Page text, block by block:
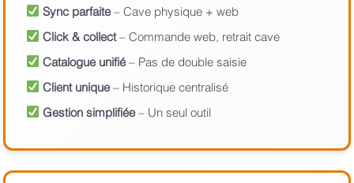
Sync parfaite– Cave physique + web
Click & collect– Commande web, retrait cave
Catalogue unifié– Pas de double saisie
Client unique– Historique centralisé
Gestion simplifiée– Un seul outil